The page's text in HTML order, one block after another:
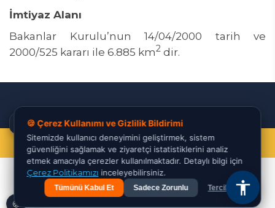
İmtiyaz Alanı
Bakanlar Kurulu’nun 14/04/2000 tarih ve
2000/525 kararı ile 6.885 km2 dir.
© 2026 Türkiye Taşkömürü Kurumu
Ben Varda! Size nasıl yardımcı olabilirim? 🔍
🍪 Çerez Kullanımı ve Gizlilik Bildirimi
Sitemizde kullanıcı deneyimini geliştirmek, sistem
güvenliğini sağlamak ve ziyaretçi istatistiklerini analiz
etmek amacıyla çerezler kullanılmaktadır. Detaylı bilgi için
Çerez Politikamızı inceleyebilirsiniz.
Tümünü Kabul Et Sadece Zorunlu Tercihler
🍪